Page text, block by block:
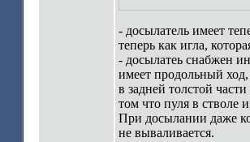
- досылатель имеет
теперь как игла,
- досылатеь снабжен
имеет продольный ход,
в задней толстой
том что пуля в стволе
При досылании даже
не вываливается.